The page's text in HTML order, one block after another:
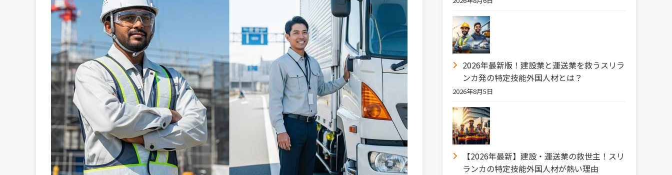
2026年最新版！建設業と運送業を救うスリラ
ンカ発の特定技能外国人材とは？
2026年8月5日
【2026年最新】建設・運送業の救世主！スリ
ランカの特定技能外国人材が熱い理由